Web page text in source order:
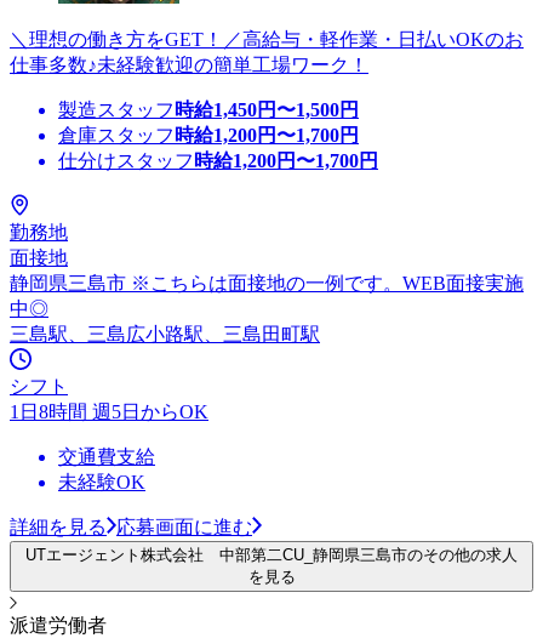
＼理想の働き方をGET！／高給与・軽作業・日払いOKのお
仕事多数♪未経験歓迎の簡単工場ワーク！
製造スタッフ 時給1,450円〜1,500円
倉庫スタッフ 時給1,200円〜1,700円
仕分けスタッフ 時給1,200円〜1,700円
勤務地
面接地
静岡県三島市 ※こちらは面接地の一例です。WEB面接実施
中◎
三島駅、三島広小路駅、三島田町駅
シフト
1日8時間 週5日からOK
交通費支給
未経験OK
詳細を見る 応募画面に進む
UTエージェント株式会社 中部第二CU_静岡県三島市のその他の求人
を見る
派遣労働者